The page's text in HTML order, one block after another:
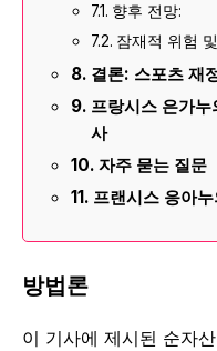
향후 전망:
잠재적 위험
결론: 스포츠 재
프랑시스 은가
사
자주 묻는 질문
프랜시스 응아
방법론
이 기사에 제시된 순자